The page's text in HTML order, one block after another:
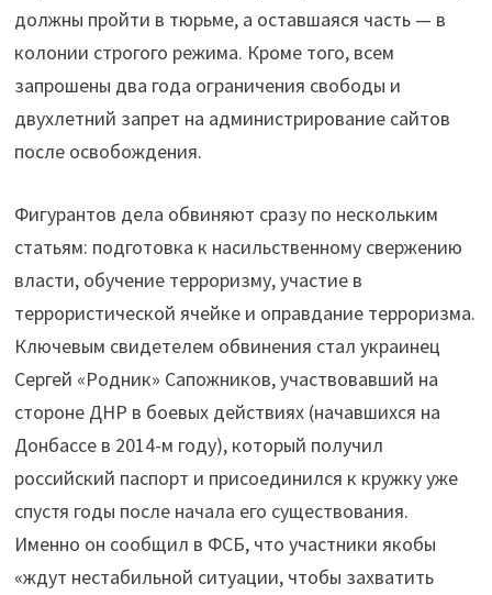
должны пройти в тюрьме, а оставшаяся часть — в
колонии строгого режима. Кроме того, всем
запрошены два года ограничения свободы и
двухлетний запрет на администрирование сайтов
после освобождения.
Фигурантов дела обвиняют сразу по нескольким
статьям: подготовка к насильственному свержению
власти, обучение терроризму, участие в
террористической ячейке и оправдание терроризма.
Ключевым свидетелем обвинения стал украинец
Сергей «Родник» Сапожников, участвовавший на
стороне ДНР в боевых действиях (начавшихся на
Донбассе в 2014-м году), который получил
российский паспорт и присоединился к кружку уже
спустя годы после начала его существования.
Именно он сообщил в ФСБ, что участники якобы
«ждут нестабильной ситуации, чтобы захватить